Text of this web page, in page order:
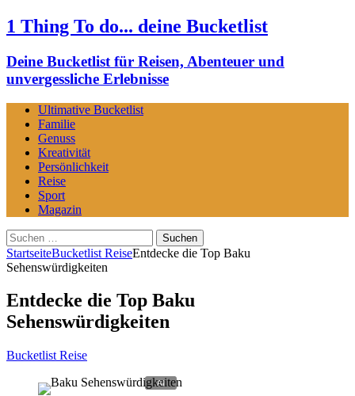
1 Thing To do... deine Bucketlist
Deine Bucketlist für Reisen, Abenteuer und
unvergessliche Erlebnisse
Ultimative Bucketlist
Familie
Genuss
Kreativität
Persönlichkeit
Reise
Sport
Magazin
Suchen
nach:
StartseiteBucketlist ReiseEntdecke die Top Baku
Sehenswürdigkeiten
Entdecke die Top Baku
Sehenswürdigkeiten
Bucketlist Reise